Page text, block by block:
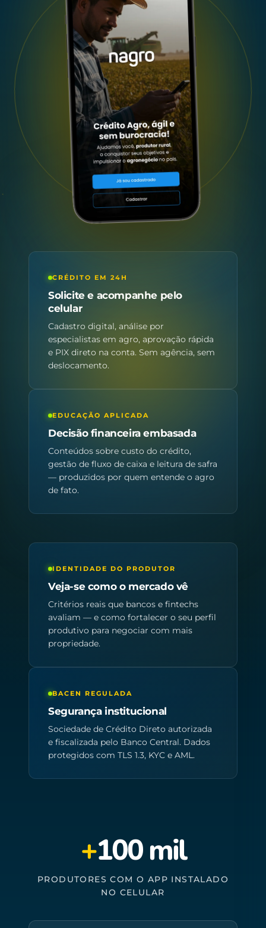
CRÉDITO EM 24H
Solicite e acompanhe pelo
celular
Cadastro digital, análise por
especialistas em agro, aprovação rápida
e PIX direto na conta. Sem agência, sem
deslocamento.
EDUCAÇÃO APLICADA
Decisão financeira embasada
Conteúdos sobre custo do crédito,
gestão de fluxo de caixa e leitura de safra
— produzidos por quem entende o agro
de fato.
IDENTIDADE DO PRODUTOR
Veja-se como o mercado vê
Critérios reais que bancos e fintechs
avaliam — e como fortalecer o seu perfil
produtivo para negociar com mais
propriedade.
BACEN REGULADA
Segurança institucional
Sociedade de Crédito Direto autorizada
e fiscalizada pelo Banco Central. Dados
protegidos com TLS 1.3, KYC e AML.
+100 mil
PRODUTORES COM O APP INSTALADO
NO CELULAR